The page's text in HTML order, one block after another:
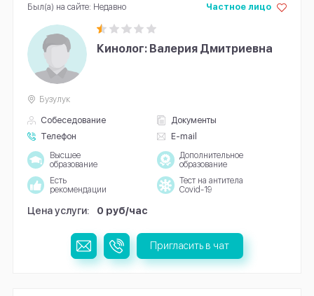
Кинолог: Валерия Дмитриевна
Собеседование
Документы
Телефон
E-mail
Частное лицо
Бузулук
Высшее
образование
Дополнительное
образование
Есть
рекомендации
Тест на антитела
Covid-19
Цена услуги: 0 руб/час
Был(а) на сайте: Недавно
Пригласить в чат